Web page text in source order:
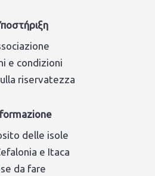
e condizioni
riservatezza
delle isole
e Itaca
da fare